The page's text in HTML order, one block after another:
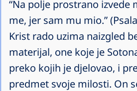
“Na polje prostrano izvede
me, jer sam mu mio.”
Krist rado uzima naizgled
materijal, one koje je
preko kojih je djelovao, i
predmet svoje milosti. On